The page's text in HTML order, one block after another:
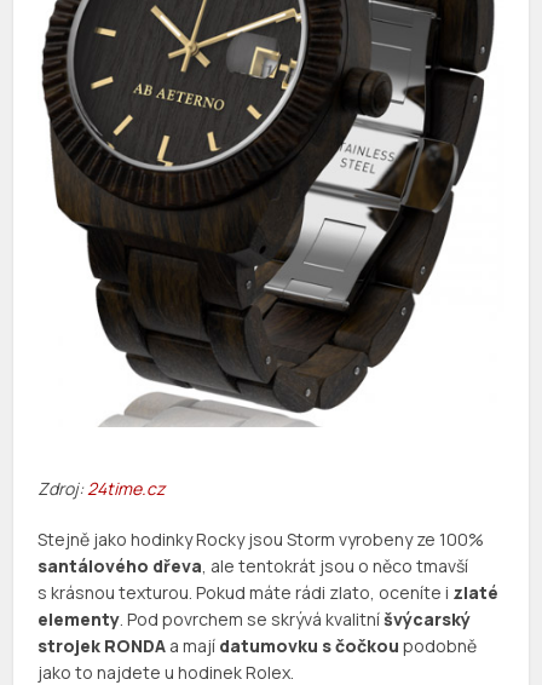
Zdroj:24time.cz
Stejně jako hodinky Rocky jsou Storm vyrobeny ze 100%
santálového dřeva , ale tentokrát jsou o něco tmavší
s krásnou texturou. Pokud máte rádi zlato, oceníte i zlaté
elementy . Pod povrchem se skrývá kvalitníšvýcarský
strojek RONDA a mají datumovku s čočkou podobně
jako to najdete u hodinek Rolex.